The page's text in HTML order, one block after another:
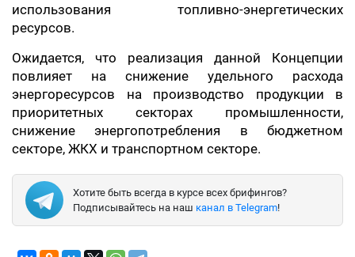
использования топливно-энергетических
ресурсов.
Ожидается, что реализация данной Концепции
повлияет на снижение удельного расхода
энергоресурсов на производство продукции в
приоритетных секторах промышленности,
снижение энергопотребления в бюджетном
секторе, ЖКХ и транспортном секторе.
Хотите быть всегда в курсе всех брифингов?
Подписывайтесь на наш канал в Telegram!